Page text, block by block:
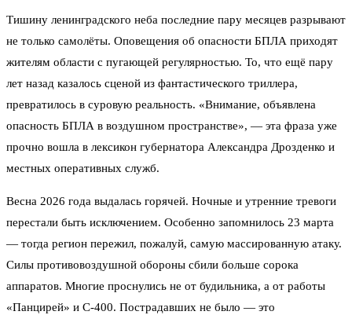
Тишину ленинградского неба последние пару месяцев разрывают
не только самолёты. Оповещения об опасности БПЛА приходят
жителям области с пугающей регулярностью. То, что ещё пару
лет назад казалось сценой из фантастического триллера,
превратилось в суровую реальность. «Внимание, объявлена
опасность БПЛА в воздушном пространстве», — эта фраза уже
прочно вошла в лексикон губернатора Александра Дрозденко и
местных оперативных служб.
Весна 2026 года выдалась горячей. Ночные и утренние тревоги
перестали быть исключением. Особенно запомнилось 23 марта
— тогда регион пережил, пожалуй, самую массированную атаку.
Силы противовоздушной обороны сбили больше сорока
аппаратов. Многие проснулись не от будильника, а от работы
«Панцирей» и С-400. Пострадавших не было — это